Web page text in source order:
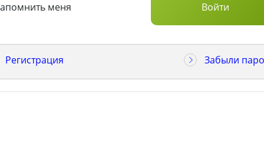
меня
Регистрация Забыли